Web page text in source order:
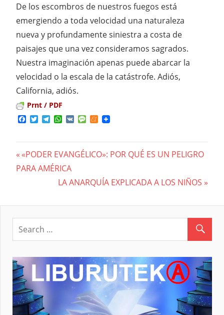
De los escombros de nuestros fuegos está
emergiendo a toda velocidad una naturaleza
nueva y profundamente siniestra a costa de
paisajes que una vez consideramos sagrados.
Nuestra imaginación apenas puede abarcar la
velocidad o la escala de la catástrofe. Adiós,
California, adiós.
Prnt / PDF
Facebook
TwitterTelegram
WhatsApp
VK MessageMeneame
Navegación
entradas
Previous
Post:
«PODER EVANGÉLICO»: POR QUÉ ES UN PELIGRO
PARA AMÉRICA
Next
LA ANARQUÍA EXPLICADA A LOS NIÑOS